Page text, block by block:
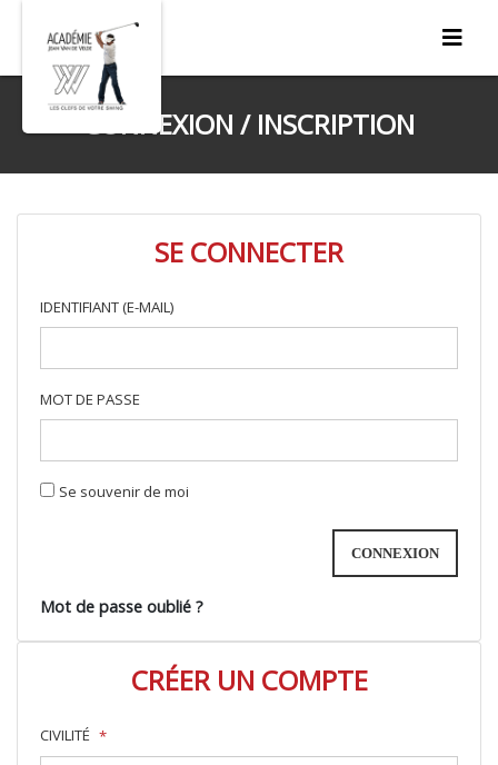
CONNEXION / INSCRIPTION
SE CONNECTER
IDENTIFIANT (E-MAIL)
MOT DE PASSE
Se souvenir de moi
Mot de passe oublié ?
CRÉER UN COMPTE
CIVILITÉ *